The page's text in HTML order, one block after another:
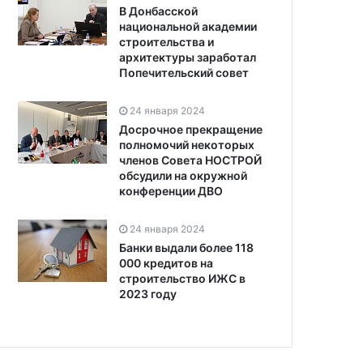
В Донбасской
национальной академии
строительства и
архитектуры заработал
Попечительский совет
24 января 2024
Досрочное прекращение
полномочий некоторых
членов Совета НОСТРОЙ
обсудили на окружной
конференции ДВО
24 января 2024
Банки выдали более 118
000 кредитов на
строительство ИЖС в
2023 году